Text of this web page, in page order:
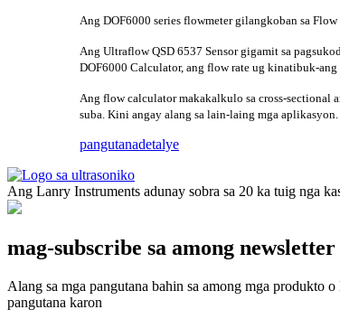
Ang DOF6000 series flowmeter gilangkoban sa
Ang Ultraflow QSD 6537 Sensor gigamit sa
DOF6000 Calculator, ang flow rate ug kinatibuk-
Ang flow calculator makakalkulo sa cross-sectional
suba. Kini angay alang sa lain-laing mga aplikasyon.
pangutanadetalye
Ang Lanry Instruments adunay sobra sa 20 ka tuig nga
mag-subscribe sa among newsletter
Alang sa mga pangutana bahin sa among mga produkto
pangutana karon